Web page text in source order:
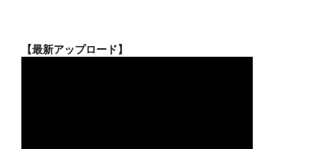
【最新アップロード】